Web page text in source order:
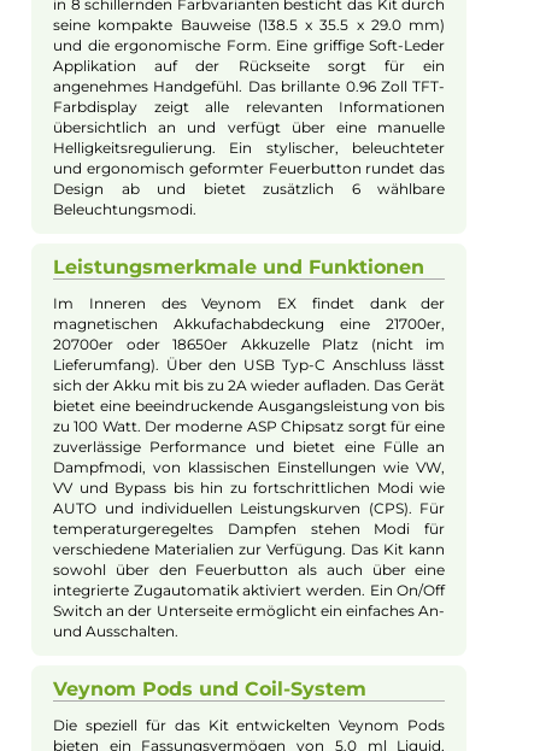
Beschreibung
Aspire - Veynom EX Kit
Design und Bedienbarkeit des
Gefertigt aus einer robusten Zink-Legierung und
transparenten Kunststoffelementen begeistert das
Veynom EX Kit durch eine harmonische Kombination
Farbfamilie:
Mehrfarbig
Füllvolumen:
5ml
Geregelter Akkuträger:
Ja
Maximale Leistung:
100W
Zugverhalten: Direct-Lung, Restricted-Direct-Lung
Experte für dieses Produkt
Produkt-Manager & Experte
Bei Fragen zu diesem Artikel kontaktieren Sie unseren
Experten schnell und einfach per E-Mail:
E-Mail senden